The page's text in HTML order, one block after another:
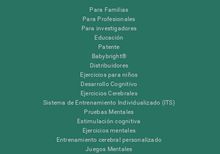
Para Familias
Para Profesionales
Para investigadores
Educación
Patente
Babybright®
Distribuidores
Ejercicios para niños
Desarrollo Cognitivo
Ejercicios Cerebrales
Sistema de Entrenamiento Individualizado (ITS)
Pruebas Mentales
Estimulación cognitiva
Ejercicios mentales
Entrenamiento cerebral personalizado
Juegos Mentales